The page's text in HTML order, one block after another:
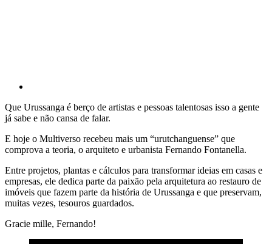
Que Urussanga é berço de artistas e pessoas talentosas isso a gente
já sabe e não cansa de falar.
E hoje o Multiverso recebeu mais um “urutchanguense” que
comprova a teoria, o arquiteto e urbanista Fernando Fontanella.
Entre projetos, plantas e cálculos para transformar ideias em casas e
empresas, ele dedica parte da paixão pela arquitetura ao restauro de
imóveis que fazem parte da história de Urussanga e que preservam,
muitas vezes, tesouros guardados.
Gracie mille, Fernando!